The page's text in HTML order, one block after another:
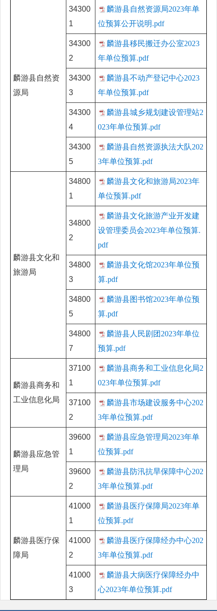
麟游县自然资
源局
34300
1
麟游县自然资源局2023年单
位预算公开说明.pdf
34300
2
麟游县移民搬迁办公室2023
年单位预算.pdf
34300
3
麟游县不动产登记中心2023
年单位预算.pdf
34300
4
麟游县城乡规划建设管理站2
023年单位预算.pdf
34300
5
麟游县自然资源执法大队202
3年单位预算.pdf
麟游县文化和
旅游局
34800
1
麟游县文化和旅游局2023年
单位预算.pdf
34800
2
麟游县文化旅游产业开发建
设管理委员会2023年单位预算.
pdf
34800
3
麟游县文化馆2023年单位预
算.pdf
34800
5
麟游县图书馆2023年单位预
算.pdf
34800
7
麟游县人民剧团2023年单位
预算.pdf
麟游县商务和
工业信息化局
37100
1
麟游县商务和工业信息化局2
023年单位预算.pdf
37100
2
麟游县市场建设服务中心202
3年单位预算.pdf
麟游县应急管
理局
39600
1
麟游县应急管理局2023年单
位预算.pdf
39600
2
麟游县防汛抗旱保障中心202
3年单位预算.pdf
麟游县医疗保
障局
41000
1
麟游县医疗保障局2023年单
位预算.pdf
41000
2
麟游县医疗保障经办中心202
3年单位预算.pdf
41000
3
麟游县大病医疗保障经办中
心2023年单位预算.pdf